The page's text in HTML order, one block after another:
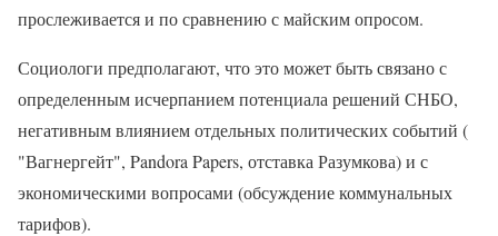
прослеживается и по сравнению с майским опросом.
Социологи предполагают, что это может быть связано с
определенным исчерпанием потенциала решений СНБО,
негативным влиянием отдельных политических событий (​​
"Вагнергейт", Pandora Papers, отставка Разумкова) и с
экономическими вопросами (обсуждение коммунальных
тарифов).